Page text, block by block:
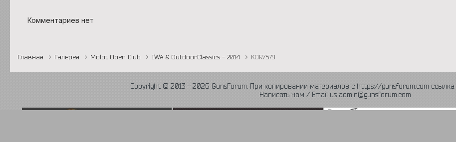
Комментариев нет
Главная Галерея Molot Open Club IWA & OutdoorClassics - 2014 KOR7579
Copyright © 2013 - 2026 GunsForum. При копировании материалов с https://gunsforum.com ссылка
Написать нам / Email us admin@gunsforum.com